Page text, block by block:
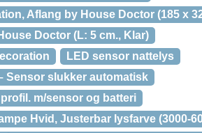
Aflang by House Doctor (185 x
Doctor (L: 5 cm., Klar)
LED sensor nattelys
Sensor slukker automatisk
m/sensor og batteri
Hvid, Justerbar lysfarve (3000-